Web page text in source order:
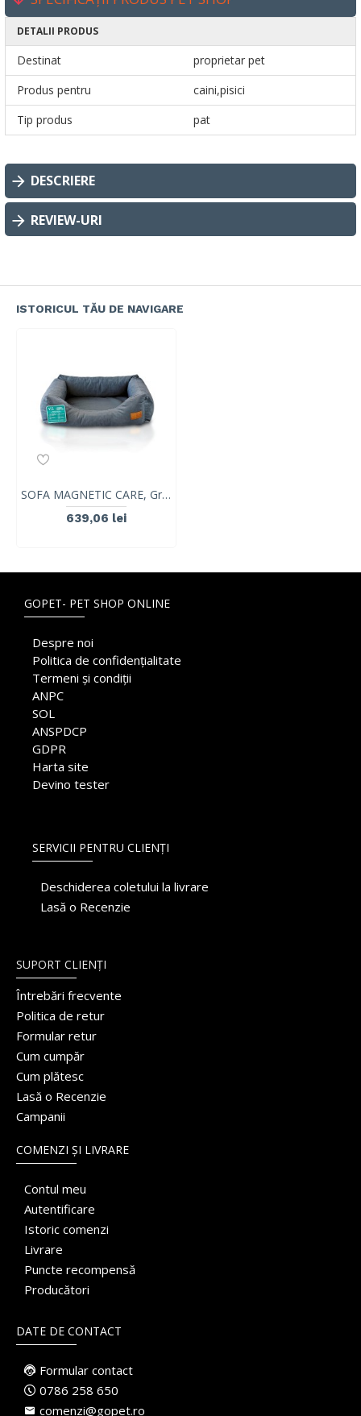
DETALII PRODUS
Destinat
proprietar pet
Produs pentru
caini,pisici
Tip produs
pat
DESCRIERE
REVIEW-URI
ISTORICUL TĂU DE NAVIGARE
SOFA MAGNETIC CARE, Grafit, VetExpert, marimea XL, 75 x 55 cm
639,06 lei
GOPET- PET SHOP ONLINE
Despre noi
Politica de confidențialitate
Termeni și condiții
ANPC
SOL
ANSPDCP
GDPR
Harta site
Devino tester
SERVICII PENTRU CLIENȚI
Deschiderea coletului la livrare
Lasă o Recenzie
SUPORT CLIENȚI
Întrebări frecvente
Politica de retur
Formular retur
Cum cumpăr
Cum plătesc
Lasă o Recenzie
Campanii
COMENZI ȘI LIVRARE
Contul meu
Autentificare
Istoric comenzi
Livrare
Puncte recompensă
Producători
DATE DE CONTACT
Formular contact
0786 258 650
comenzi@gopet.ro